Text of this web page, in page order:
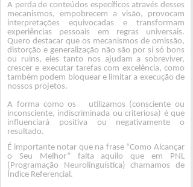
A perda de conteúdos específicos através desses
mecanismos, empobrecem a visão, provocam
interpretações equivocadas e transformam
experiências pessoais em regras universais.
Quero destacar que os mecanismos de omissão,
distorção e generalização não são por si só bons
ou ruins, eles tanto nos ajudam a sobreviver,
crescer e executar tarefas com excelência, como
também podem bloquear e limitar a execução de
nossos projetos.
A forma como os utilizamos (consciente ou
inconsciente, indiscriminada ou criteriosa) é que
influenciará positiva ou negativamente o
resultado.
É importante notar que na frase “Como Alcançar
o Seu Melhor” falta aquilo que em PNL
(Programação Neurolinguística) chamamos de
Índice Referencial.